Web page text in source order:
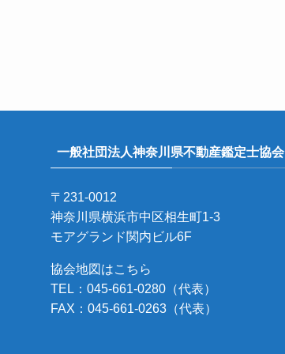
一般社団法人神奈川県不動産鑑定士協会
〒231-0012
神奈川県横浜市中区相生町1-3
モアグランド関内ビル6F
協会地図はこちら
TEL：045-661-0280（代表）
FAX：045-661-0263（代表）